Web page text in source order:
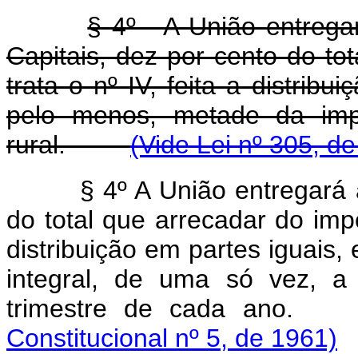
§ 4º - A União
Capitais, dez por cento do
trata o nº IV, feita a
pelo menos, metade da
rural.(Vide Lei nº 305,
§ 4º A União
do total que arrecadar do
distribuição em partes iguais,
integral, de uma só vez, a
trimestre de cada
Constitucional nº 5, de 1961)